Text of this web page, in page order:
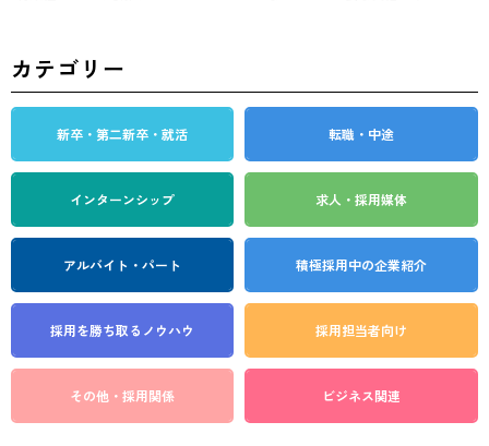
カテゴリー
新卒・第二新卒・就活 転職・中途
インターンシップ 求人・採用媒体
アルバイト・パート 積極採用中の企業紹介
採用を勝ち取る ノウハウ 採用担当者向け
その他・採用関係 ビジネス関連